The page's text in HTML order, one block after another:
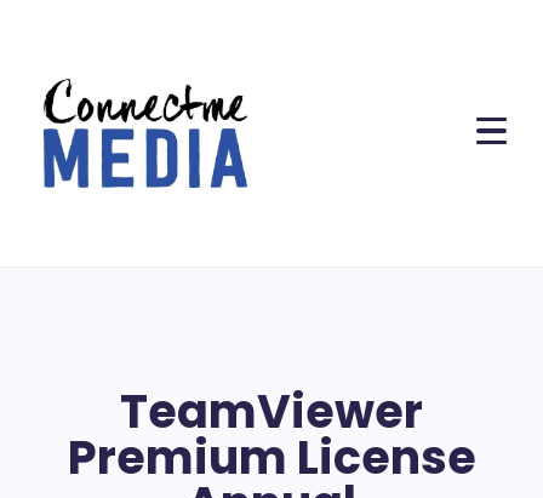
TeamViewer
Premium License